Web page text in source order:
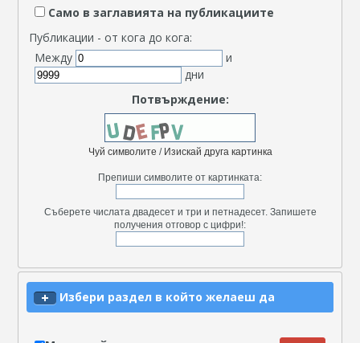
Само в заглавията на публикациите
Публикации - от кога до кога:
Между
и
дни
Потвърждение:
Чуй символите / Изискай друга картинка
Препиши символите от картинката:
Съберете числата двадесет и три и петнадесет. Запишете
получения отговор с цифри!:
Избери раздел в който желаеш да